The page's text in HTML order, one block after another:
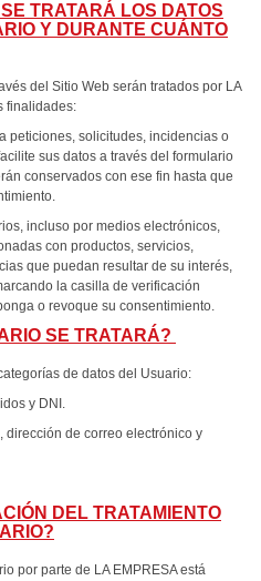
TRATARÁ LOS DATOS
Y DURANTE CUÁNTO
del Sitio Web serán tratados por LA
finalidades:
peticiones, solicitudes, incidencias o
sus datos a través del formulario
conservados con ese fin hasta que
incluso por medios electrónicos,
con productos, servicios,
que puedan resultar de su interés,
la casilla de verificación
o revoque su consentimiento.
SE TRATARÁ?
de datos del Usuario:
y DNI.
dirección de correo electrónico y
DEL TRATAMIENTO
por parte de LA EMPRESA está